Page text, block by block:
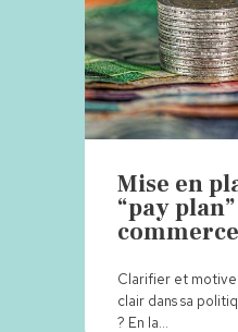
Mise en
“pay
commerce
Clarifier et
clair dans sa
? En la…